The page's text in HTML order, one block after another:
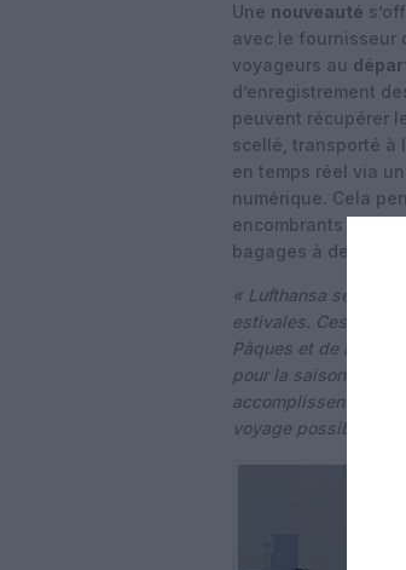
Une nouveauté
avec le fournisseur
voyageurs au
d’enregistrement
peuvent récupérer
scellé, transporté à
en temps réel via
numérique. Cela
encombrants et de
bagages à
« Lufthansa se
estivales. Ces
Pâques et de
pour la saison
accomplissent un
voyage possible »,